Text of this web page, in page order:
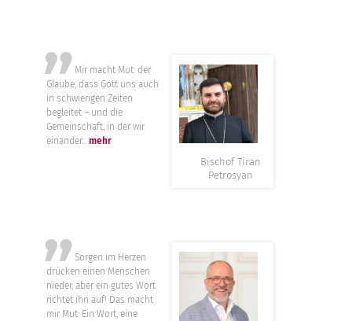
”
Mir macht Mut: der
Glaube, dass Gott uns auch
in schwierigen Zeiten
begleitet – und die
Gemeinschaft, in der wir
einander...mehr
Bischof Tiran
Petrosyan
”
Sorgen im Herzen
drücken einen Menschen
nieder, aber ein gutes Wort
richtet ihn auf! Das macht
mir Mut: Ein Wort, eine